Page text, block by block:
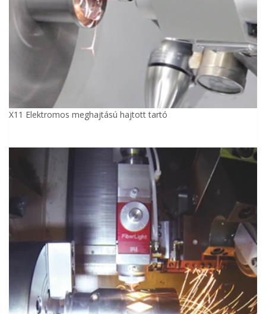
X11 Elektromos meghajtású hajtott tartó